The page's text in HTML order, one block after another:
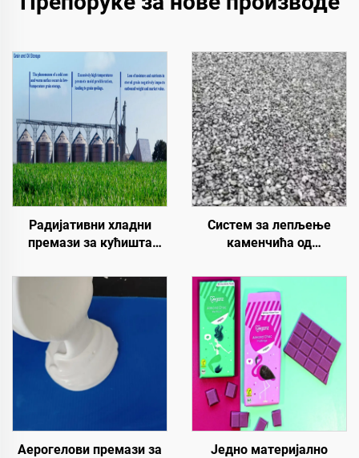
Радијативни хладни
премази за кућишта
кабинета, зграда
фабрике плоча од
бојевог челика,
резервоар за
складиштење житарица,
резервоар за
складиштење уља
Систем за лепљење
каменчића од
Хидроксипропил
полиуретан за уређење и
декорацију пејзажа
Аерогелови премази за
Једно материјално